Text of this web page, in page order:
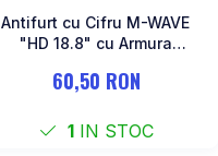
Antifurt cu Cifru M-WAVE
"HD 18.8" cu Armura
60,50 RON
1IN STOC